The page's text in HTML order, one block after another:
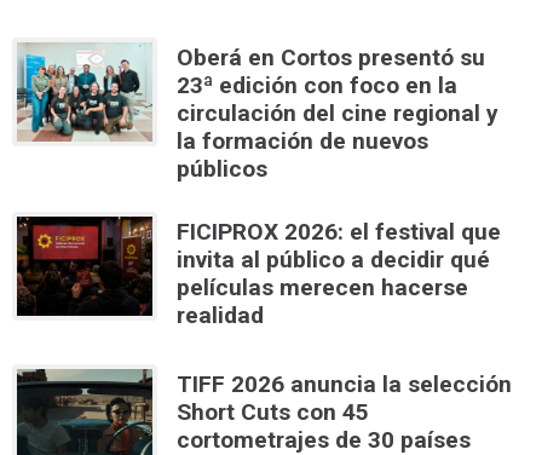
Oberá en Cortos presentó su
23ª edición con foco en la
circulación del cine regional y
la formación de nuevos
públicos
FICIPROX 2026: el festival que
invita al público a decidir qué
películas merecen hacerse
realidad
TIFF 2026 anuncia la selección
Short Cuts con 45
cortometrajes de 30 países